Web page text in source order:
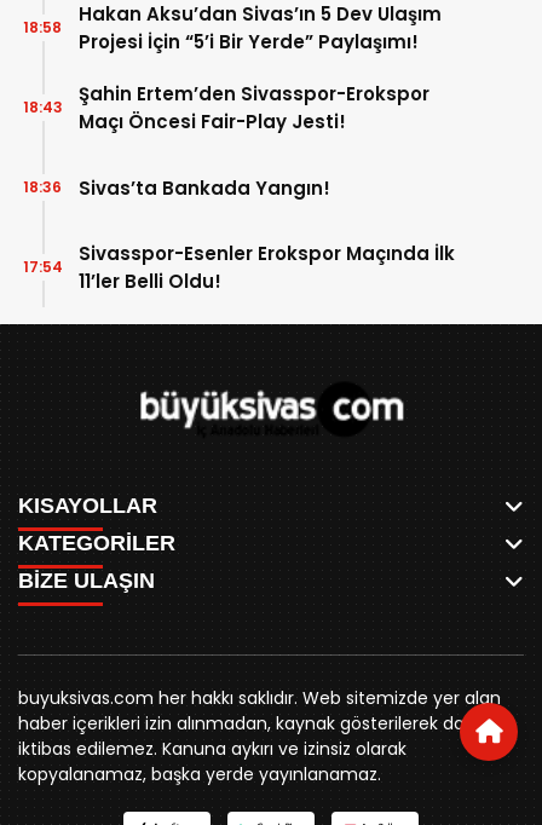
Hakan Aksu’dan Sivas’ın 5 Dev Ulaşım
Projesi İçin “5’i Bir Yerde” Paylaşımı!
18:58
Şahin Ertem’den Sivasspor-Erokspor
Maçı Öncesi Fair-Play Jesti!
18:43
Sivas’ta Bankada Yangın!
18:36
Sivasspor-Esenler Erokspor Maçında İlk
11’ler Belli Oldu!
17:54
KISAYOLLAR
ANASAYFA
AKSU CANLI
MEYDAN CANLI
MEDRESELER CANLI
MERAKÜM CANLI
YUKARI TEKKE CANLI
KURUMSAL KİMLİK
REKLAM FİYATLARI
BİZE ULAŞIN
KÜNYE
KATEGORİLER
WHATSAPP
SPOR
SİYASET
BELEDİYE
SİVAS VALİLİĞİ
ÜNİVERSİTE
KURUMLAR
STK
YORUM
BİZE ULAŞIN
0346 221 00 60
buyuksivashaber@gmail.com
Örtülüpınar Mah. İnönü Bulvarı Özkahya Apt. Kat:3 D:7
Sivas
buyuksivas.com her hakkı saklıdır. Web sitemizde yer alan
haber içerikleri izin alınmadan, kaynak gösterilerek dahi
iktibas edilemez. Kanuna aykırı ve izinsiz olarak
kopyalanamaz, başka yerde yayınlanamaz.